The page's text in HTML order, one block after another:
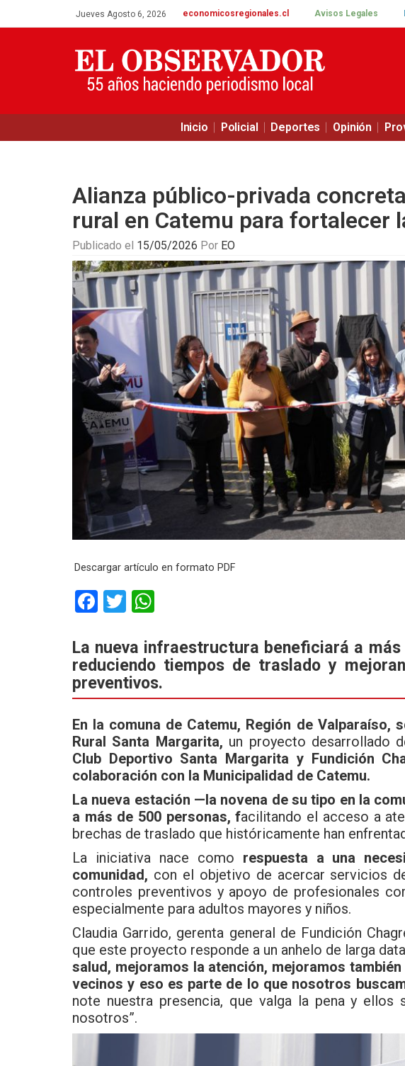
Jueves Agosto 6, 2026 economicosregionales.cl Avisos Legales
Inicio Policial Deportes Opinión
Alianza público-privada
rural en Catemu para fortalecer
Publicado el 15/05/2026 Por EO
Descargar artículo en formato PDF
F
ce
b
o
k
T
tt
er
at
s
A
p
La nueva infraestructura beneficiará a
reduciendo tiempos de traslado y
preventivos.
En la comuna de Catemu, Región de Valparaíso,
Rural Santa Margarita, un proyecto desarrollado
Club Deportivo Santa Margarita y Fundición
colaboración con la Municipalidad de Catemu.
La nueva estación —la novena de su tipo en la
a más de 500 personas, facilitando el acceso a
brechas de traslado que históricamente han
La iniciativa nace como respuesta a una
comunidad, con el objetivo de acercar servicios
controles preventivos y apoyo de profesionales
especialmente para adultos mayores y niños.
Claudia Garrido, gerenta general de Fundición
que este proyecto responde a un anhelo de larga
salud, mejoramos la atención, mejoramos
vecinos y eso es parte de lo que nosotros
note nuestra presencia, que valga la pena y ellos
nosotros”.